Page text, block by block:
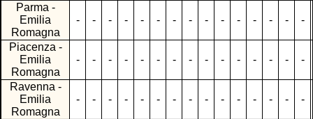
Parma -
Emilia
Romagna
- - - - - - - - - - - - - - -
Piacenza -
Emilia
Romagna
- - - - - - - - - - - - - - -
Ravenna -
Emilia
Romagna
- - - - - - - - - - - - - - -